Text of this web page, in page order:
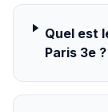
Quel est
Paris 3e ?